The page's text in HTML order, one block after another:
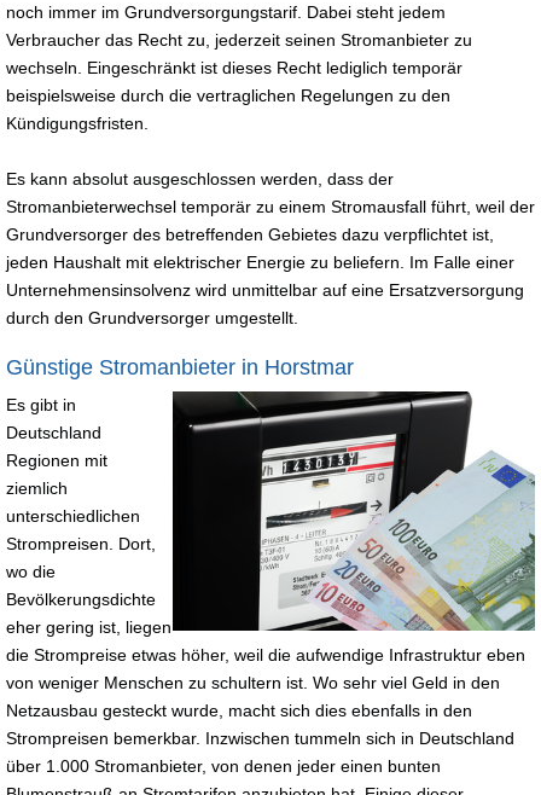
noch immer im Grundversorgungstarif. Dabei steht jedem
Verbraucher das Recht zu, jederzeit seinen Stromanbieter zu
wechseln. Eingeschränkt ist dieses Recht lediglich temporär
beispielsweise durch die vertraglichen Regelungen zu den
Kündigungsfristen.
Es kann absolut ausgeschlossen werden, dass der
Stromanbieterwechsel temporär zu einem Stromausfall führt, weil der
Grundversorger des betreffenden Gebietes dazu verpflichtet ist,
jeden Haushalt mit elektrischer Energie zu beliefern. Im Falle einer
Unternehmensinsolvenz wird unmittelbar auf eine Ersatzversorgung
durch den Grundversorger umgestellt.
Günstige Stromanbieter in Horstmar
Es gibt in
Deutschland
Regionen mit
ziemlich
unterschiedlichen
Strompreisen. Dort,
wo die
Bevölkerungsdichte
eher gering ist, liegen
die Strompreise etwas höher, weil die aufwendige Infrastruktur eben
von weniger Menschen zu schultern ist. Wo sehr viel Geld in den
Netzausbau gesteckt wurde, macht sich dies ebenfalls in den
Strompreisen bemerkbar. Inzwischen tummeln sich in Deutschland
über 1.000 Stromanbieter, von denen jeder einen bunten